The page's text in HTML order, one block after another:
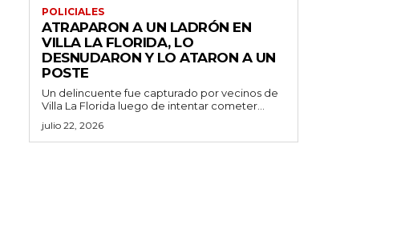
POLICIALES
ATRAPARON A UN LADRÓN EN
VILLA LA FLORIDA, LO
DESNUDARON Y LO ATARON A UN
POSTE
Un delincuente fue capturado por vecinos de
Villa La Florida luego de intentar cometer...
julio 22, 2026